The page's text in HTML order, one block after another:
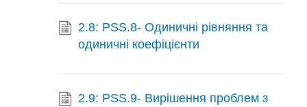
2.8: PSS.8- Одиничні рівняння та
одиничні коефіцієнти
2.9: PSS.9- Вирішення проблем з